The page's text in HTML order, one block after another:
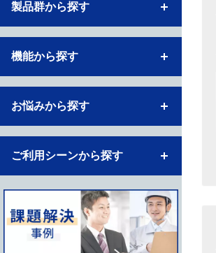
製品群から探す
機能から探す
お悩みから探す
ご利用シーンから探す